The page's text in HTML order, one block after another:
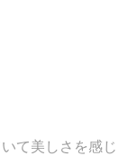
て美しさを感じ